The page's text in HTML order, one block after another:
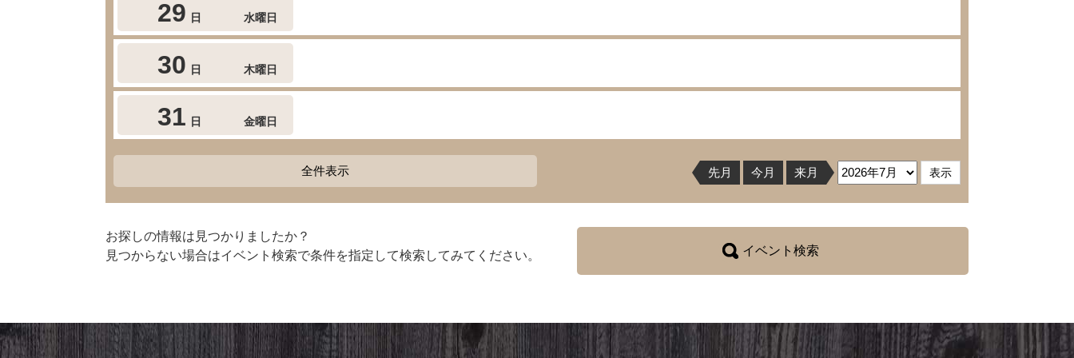
29 日 水曜日
30 日 木曜日
31 日 金曜日
全件表示 先月 今月 来月
お探しの情報は見つかりましたか？
見つからない場合はイベント検索で条件を指定して検索してみてください。
イベント検索